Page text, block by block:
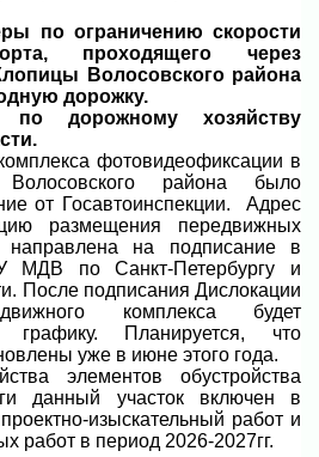
по ограничению скорости
проходящего через
Волосовского района
дорожку.
по дорожному хозяйству
фотовидеофиксации в
района было
от Госавтоинспекции. Адрес
размещения передвижных
направлена на подписание в
МДВ по Санкт-Петербургу и
После подписания Дислокации
комплекса будет
графику. Планируется, что
уже в июне этого года.
элементов обустройства
данный участок включен в
изыскательный работ и
работ в период 2026-2027гг.